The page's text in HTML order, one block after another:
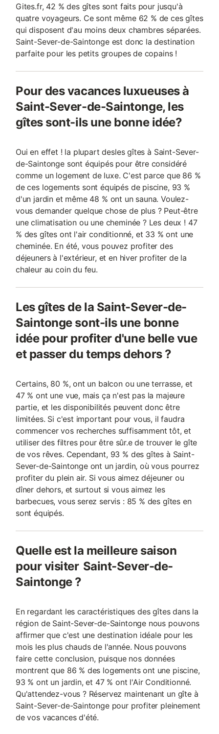
Gites.fr, 42 % des gîtes sont faits pour jusqu'à
quatre voyageurs. Ce sont même 62 % de ces gîtes
qui disposent d'au moins deux chambres séparées.
Saint-Sever-de-Saintonge est donc la destination
parfaite pour les petits groupes de copains !
Pour des vacances luxueuses à
Saint-Sever-de-Saintonge, les
gîtes sont-ils une bonne idée?
Oui en effet ! la plupart desles gîtes à Saint-Sever-
de-Saintonge sont équipés pour être considéré
comme un logement de luxe. C'est parce que 86 %
de ces logements sont équipés de piscine, 93 %
d'un jardin et même 48 % ont un sauna. Voulez-
vous demander quelque chose de plus ? Peut-être
une climatisation ou une cheminée ? Les deux ! 47
% des gîtes ont l'air conditionné, et 33 % ont une
cheminée. En été, vous pouvez profiter des
déjeuners à l'extérieur, et en hiver profiter de la
chaleur au coin du feu.
Les gîtes de la Saint-Sever-de-
Saintonge sont-ils une bonne
idée pour profiter d'une belle vue
et passer du temps dehors ?
Certains, 80 %, ont un balcon ou une terrasse, et
47 % ont une vue, mais ça n'est pas la majeure
partie, et les disponibilités peuvent donc être
limitées. Si c'est important pour vous, il faudra
commencer vos recherches suffisamment tôt, et
utiliser des filtres pour être sûr.e de trouver le gîte
de vos rêves. Cependant, 93 % des gîtes à Saint-
Sever-de-Saintonge ont un jardin, où vous pourrez
profiter du plein air. Si vous aimez déjeuner ou
dîner dehors, et surtout si vous aimez les
barbecues, vous serez servis : 85 % des gîtes en
sont équipés.
Quelle est la meilleure saison
pour visiter Saint-Sever-de-
Saintonge ?
En regardant les caractéristiques des gîtes dans la
région de Saint-Sever-de-Saintonge nous pouvons
affirmer que c'est une destination idéale pour les
mois les plus chauds de l'année. Nous pouvons
faire cette conclusion, puisque nos données
montrent que 86 % des logements ont une piscine,
93 % ont un jardin, et 47 % ont l'Air Conditionné.
Qu'attendez-vous ? Réservez maintenant un gîte à
Saint-Sever-de-Saintonge pour profiter pleinement
de vos vacances d'été.